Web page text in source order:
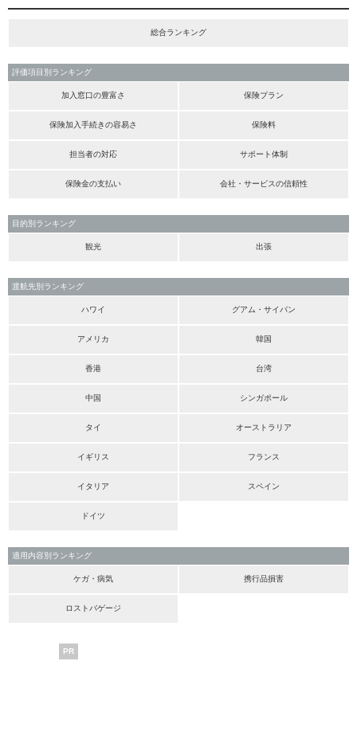
総合ランキング
評価項目別ランキング
加入窓口の豊富さ 保険プラン
保険加入手続きの容易さ 保険料
担当者の対応 サポート体制
保険金の支払い 会社・サービスの信頼性
目的別ランキング
観光 出張
渡航先別ランキング
ハワイ グアム・サイパン
アメリカ 韓国
香港 台湾
中国 シンガポール
タイ オーストラリア
イギリス フランス
イタリア スペイン
ドイツ
適用内容別ランキング
ケガ・病気 携行品損害
ロストバゲージ
PR